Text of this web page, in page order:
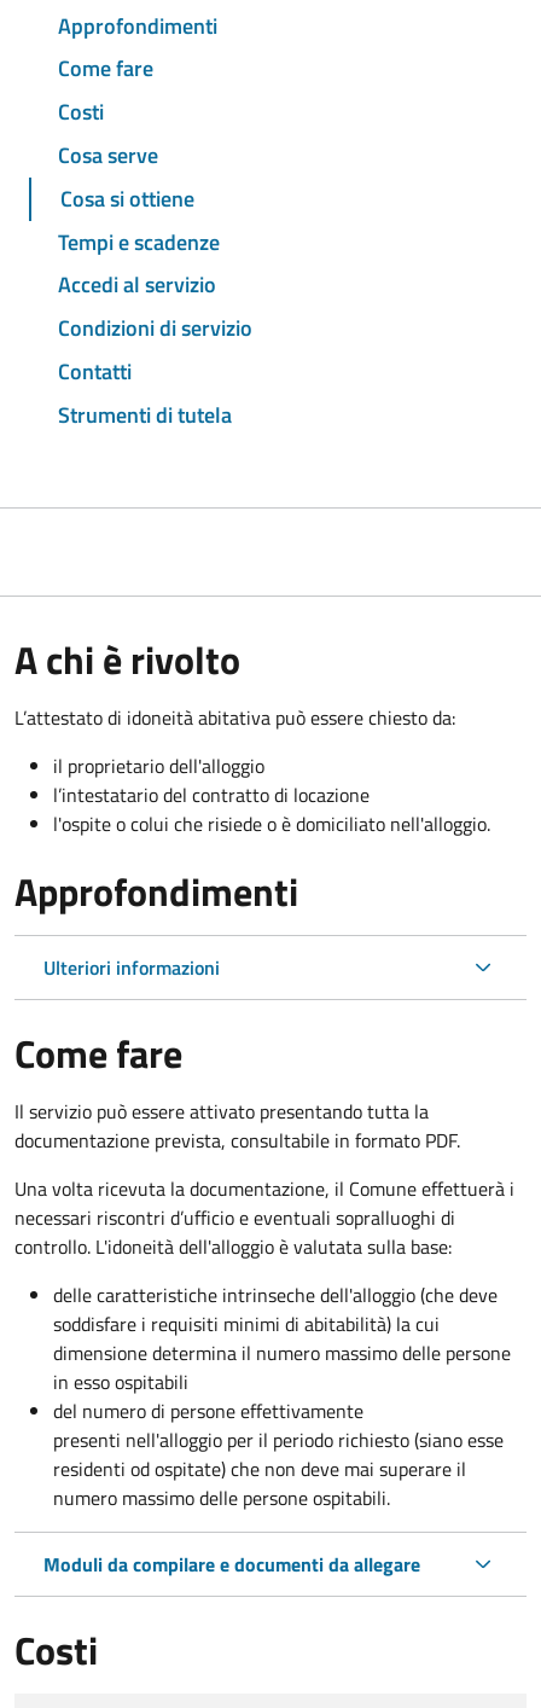
Approfondimenti
Come fare
Costi
Cosa serve
Cosa si ottiene
Tempi e scadenze
Accedi al servizio
Condizioni di servizio
Contatti
Strumenti di tutela
A chi è rivolto
L’attestato di idoneità abitativa può essere chiesto da:
il proprietario dell'alloggio
l’intestatario del contratto di locazione
l'ospite o colui che risiede o è domiciliato nell'alloggio.
Approfondimenti
Ulteriori informazioni
Come fare
Il servizio può essere attivato presentando tutta la
documentazione prevista, consultabile in formato PDF.
Una volta ricevuta la documentazione, il Comune effettuerà i
necessari riscontri d’ufficio e eventuali sopralluoghi di
controllo. L'idoneità dell'alloggio è valutata sulla base:
delle caratteristiche intrinseche dell'alloggio (che deve
soddisfare i requisiti minimi di abitabilità) la cui
dimensione determina il numero massimo delle persone
in esso ospitabili
del numero di persone effettivamente
presenti nell'alloggio per il periodo richiesto (siano esse
residenti od ospitate) che non deve mai superare il
numero massimo delle persone ospitabili.
Moduli da compilare e documenti da allegare
Costi